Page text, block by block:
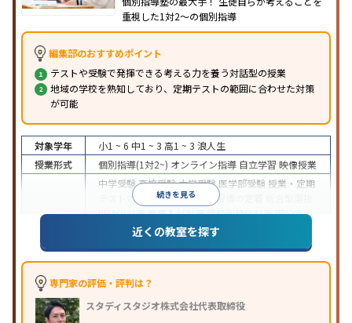
重視した1対2〜の個別指導
編集部のおすすめポイント
テストや受験で発揮できる考える力を養う対話型の授業
地域の学校を熟知しており、定期テストの範囲に合わせた対策
が可能
続きを見る
対象学年 小1 ~ 6 中1 ~ 3 高1 ~ 3 浪人生
授業形式
個別指導(1対2~) オンライン指導 自立学習 映像授業
中学受験高校受験大学受験 医学部受験 授業・定期
テスト対策
内申点対策 学習習慣の定着
(旧AO)対策推薦入試対策学校別特化対策国公立大
私大対策共通テスト対策
英語・英会話特化
対策その他科目別特化対策
特徴
中高一貫校生に対応
の振替可能 不登校生に対応
を利用オンライン対応1科目から受講可能
近くの教室を探す
専門家の評価・評判は？
スタディスタジオ株式会社代表取締役